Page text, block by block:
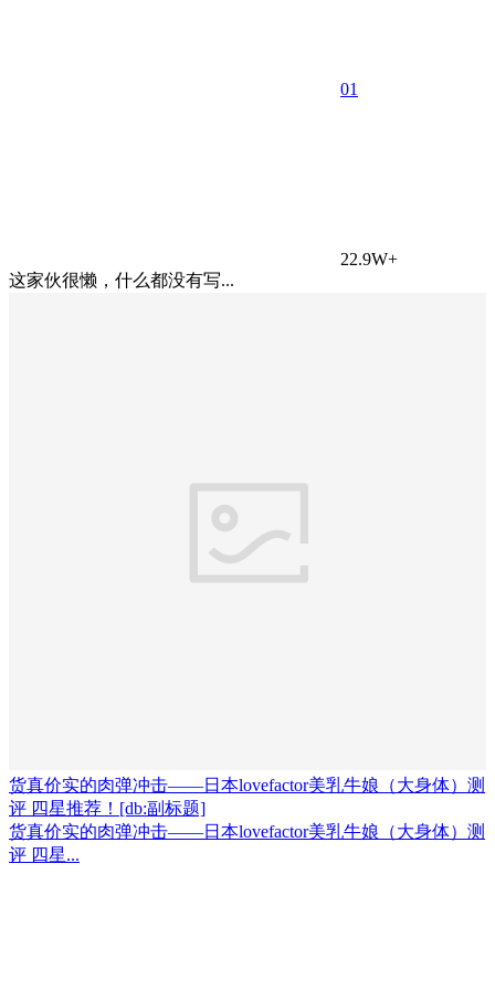
01
22.9W+
这家伙很懒，什么都没有写...
货真价实的肉弹冲击——日本lovefactor美乳牛娘（大身体）测
评 四星推荐！[db:副标题]
货真价实的肉弹冲击——日本lovefactor美乳牛娘（大身体）测
评 四星...